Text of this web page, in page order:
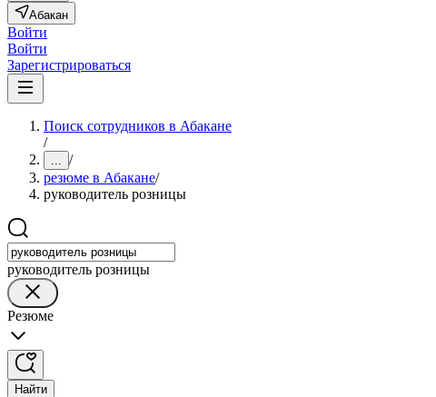
Абакан
Войти
Войти
Зарегистрироваться
Поиск сотрудников в Абакане
/
... /
резюме в Абакане/
руководитель розницы
руководитель розницы
Резюме
Найти